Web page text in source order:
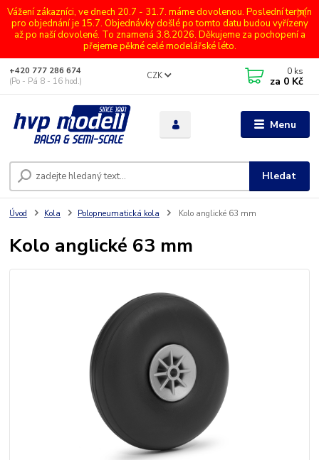
Vážení zákazníci, ve dnech 20.7 - 31.7. máme dovolenou. Poslední termín
pro objednání je 15.7. Objednávky došlé po tomto datu budou vyřízeny
až po naší dovolené. To znamená 3.8.2026. Děkujeme za pochopení a
přejeme pěkné celé modelářské léto.
Menu
CZK
Hledat
+420 777 286 674
(Po - Pá 8 - 16 hod.)
0 ks
za 0 Kč
Úvod Kola Polopneumatická kola Kolo anglické 63 mm
Kolo anglické 63 mm